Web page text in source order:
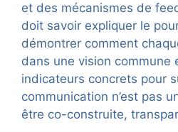
et des mécanismes de
doit savoir expliquer le
démontrer comment
dans une vision commune
indicateurs concrets pour
communication n’est pas
être co-construite,